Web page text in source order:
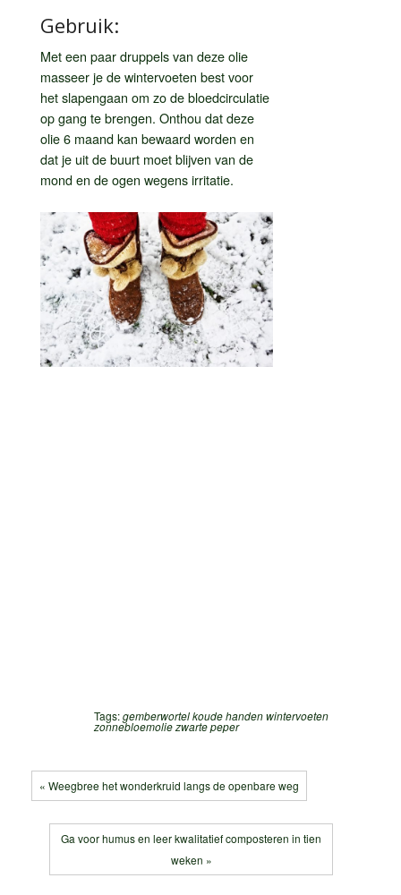
Gebruik:
Met een paar druppels van deze olie
masseer je de wintervoeten best voor
het slapengaan om zo de bloedcirculatie
op gang te brengen. Onthou dat deze
olie 6 maand kan bewaard worden en
dat je uit de buurt moet blijven van de
mond en de ogen wegens irritatie.
Tags:gemberwortelkoude handenwintervoeten
zonnebloemoliezwarte peper
« Weegbree het wonderkruid langs de openbare weg
Ga voor humus en leer kwalitatief composteren in tien
weken »